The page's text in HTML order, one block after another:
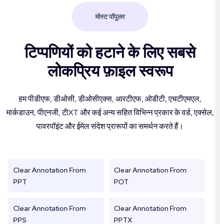
मोस्ट पॉपुलर
टिप्पणियों को हटाने के लिए सबसे
लोकप्रिय फ़ाइल स्वरूप
हम पीडीएफ, डीओसी, डीओसीएक्स, आरटीएफ, ओडीटी, एचटीएमएल,
मार्कडाउन, पीएनजी, टीXT और कई अन्य सहित विभिन्न प्रकार के वर्ड, एक्सेल,
पावरपॉइंट और ईमेल संदेश प्रारूपों का समर्थन करते हैं।
Clear Annotation From
PPT
Clear Annotation From
POT
Clear Annotation From
PPS
Clear Annotation From
PPTX